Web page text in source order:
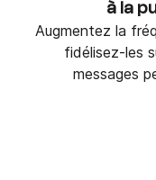
à la
Augmentez la
fidélisez-les
messages